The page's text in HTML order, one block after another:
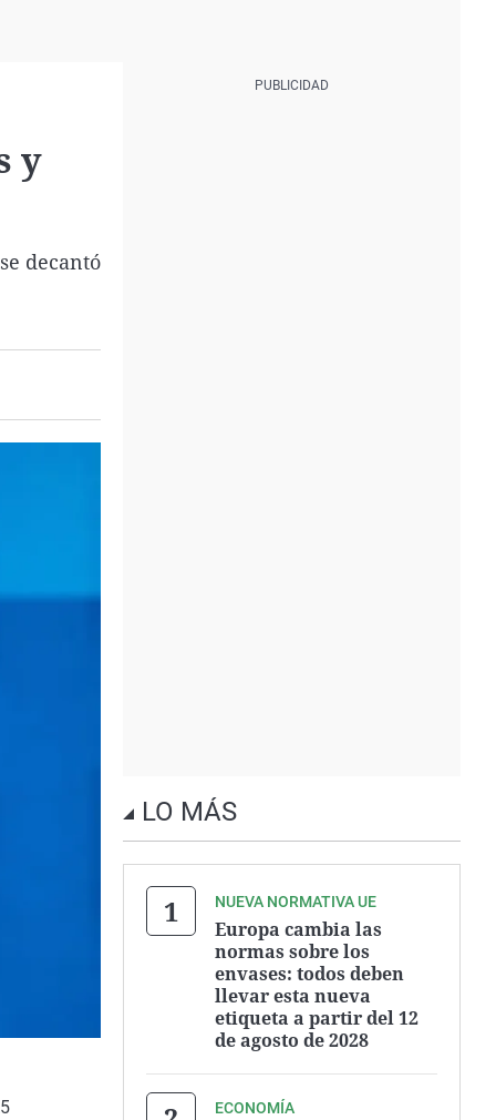
y
decantó
LO MÁS
NUEVA NORMATIVA UE
Europa cambia las
normas sobre los
envases: todos deben
llevar esta nueva
etiqueta a partir del 12
de agosto de 2028
ECONOMÍA